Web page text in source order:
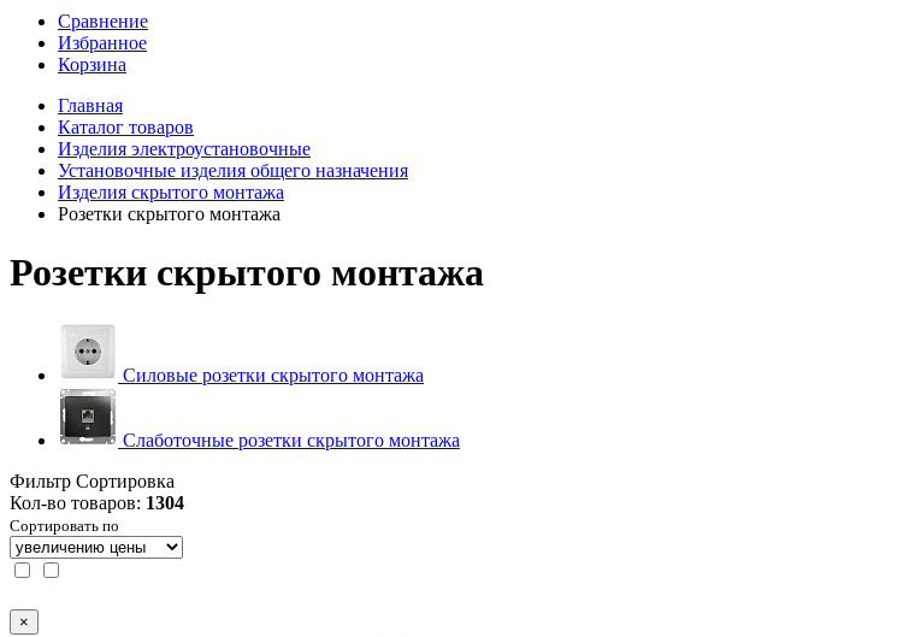
Сравнение
Избранное
Корзина
Главная
Каталог товаров
Изделия электроустановочные
Установочные изделия общего назначения
Изделия скрытого монтажа
Розетки скрытого монтажа
Розетки скрытого монтажа
Силовые розетки скрытого монтажа
Слаботочные розетки скрытого монтажа
Фильтр Сортировка
Кол-во товаров: 1304
Сортировать по
×